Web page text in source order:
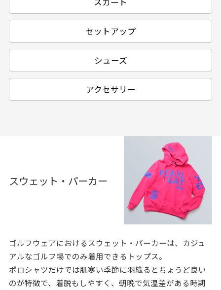
セットアップ
シューズ
アクセサリー
スウェット・パーカー
ゴルフウェアにおけるスウェット・パーカーは、カジュ
アルなゴルフ場でのみ着用できるトップス。
ポロシャツだけでは肌寒い季節に羽織るとちょうど良い
のが特徴で、着脱もしやすく、朝晩で気温差がある時期